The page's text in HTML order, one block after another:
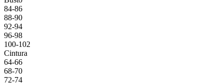
84-86
88-90
92-94
96-98
100-102
Cintura
64-66
68-70
72-74